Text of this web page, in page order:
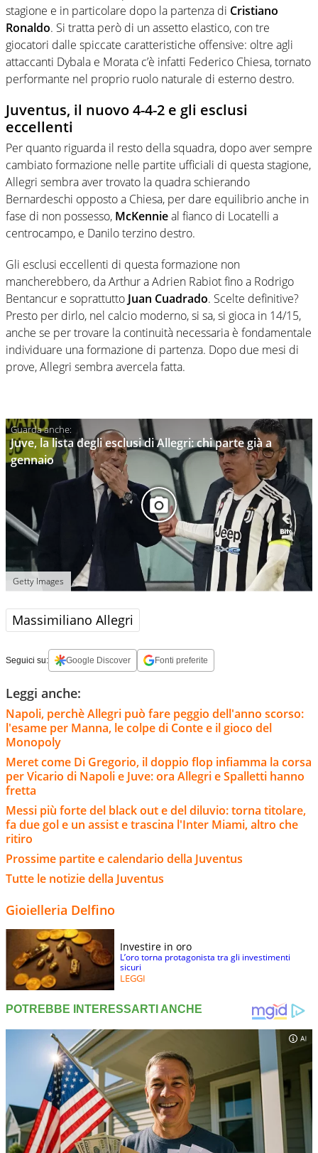
stagione e in particolare dopo la partenza di Cristiano
Ronaldo. Si tratta però di un assetto elastico, con tre
giocatori dalle spiccate caratteristiche offensive: oltre agli
attaccanti Dybala e Morata c’è infatti Federico Chiesa, tornato
performante nel proprio ruolo naturale di esterno destro.
Juventus, il nuovo 4-4-2 e gli esclusi
eccellenti
Per quanto riguarda il resto della squadra, dopo aver sempre
cambiato formazione nelle partite ufficiali di questa stagione,
Allegri sembra aver trovato la quadra schierando
Bernardeschi opposto a Chiesa, per dare equilibrio anche in
fase di non possesso, McKennieal fianco di Locatelli a
centrocampo, e Danilo terzino destro.
Gli esclusi eccellenti di questa formazione non
mancherebbero, da Arthur a Adrien Rabiot fino a Rodrigo
Bentancur e soprattutto Juan Cuadrado. Scelte definitive?
Presto per dirlo, nel calcio moderno, si sa, si gioca in 14/15,
anche se per trovare la continuità necessaria è fondamentale
individuare una formazione di partenza. Dopo due mesi di
prove, Allegri sembra avercela fatta.
Juve, la lista degli esclusi di Allegri: chi parte già a
gennaio
Getty Images
Massimiliano Allegri
Seguici su: Google Discover Fonti preferite
Leggi anche:
Napoli, perchè Allegri può fare peggio dell'anno scorso:
l'esame per Manna, le colpe di Conte e il gioco del
Monopoly
Meret come Di Gregorio, il doppio flop infiamma la corsa
per Vicario di Napoli e Juve: ora Allegri e Spalletti hanno
fretta
Messi più forte del black out e del diluvio: torna titolare,
fa due gol e un assist e trascina l'Inter Miami, altro che
ritiro
Prossime partite e calendario della Juventus
Tutte le notizie della Juventus
Gioielleria Delfino
Investire in oro
L’oro torna protagonista tra gli investimenti
sicuri
LEGGI